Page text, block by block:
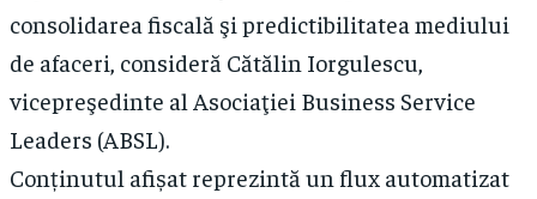
consolidarea fiscală şi predictibilitatea mediului
de afaceri, consideră Cătălin Iorgulescu,
vicepreşedinte al Asociaţiei Business Service
Leaders (ABSL).
Conținutul afișat reprezintă un flux automatizat